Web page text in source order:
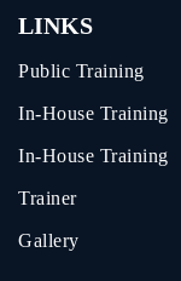
LINKS
Public Training
In-House Training
In-House Training
Trainer
Gallery